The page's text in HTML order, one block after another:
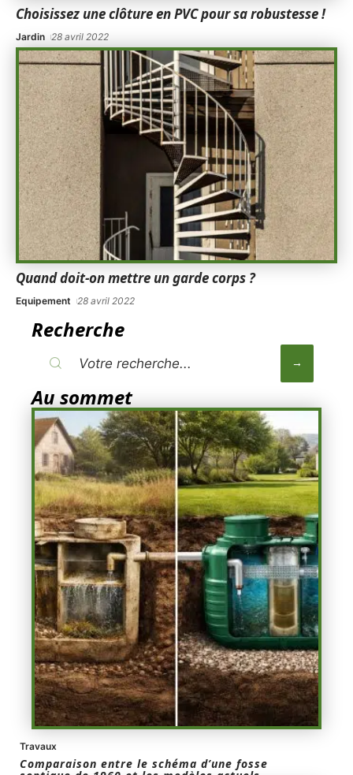
Choisissez une clôture en PVC pour sa robustesse !
Jardin 28 avril 2022
Quand doit-on mettre un garde corps ?
Equipement 28 avril 2022
Recherche
Au sommet
Travaux
Comparaison entre le schéma d’une fosse